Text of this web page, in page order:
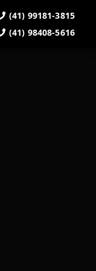
(41) 99181-3815
(41) 98408-5616